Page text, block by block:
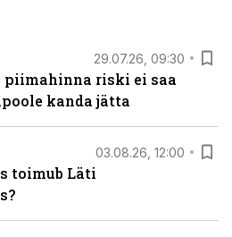
29.07.26, 09:30
piimahinna riski ei saa
kanda jätta
03.08.26, 12:00
toimub Läti